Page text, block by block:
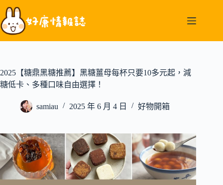
跳
至
主
要
2025【糖鼎黑糖推薦】黑糖薑母每杯只要10多元起，減
糖低卡、多種口味自由選擇！
samiau 2025 年 6 月 4 日 好物開箱